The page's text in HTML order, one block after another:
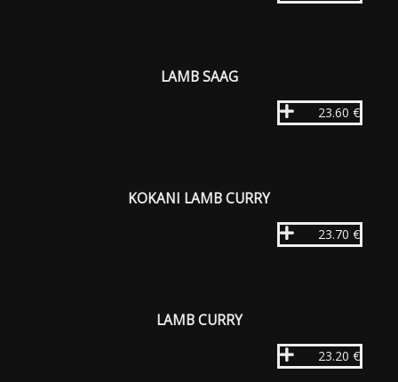
LAMB SAAG
23.60 €
KOKANI LAMB CURRY
23.70 €
LAMB CURRY
23.20 €